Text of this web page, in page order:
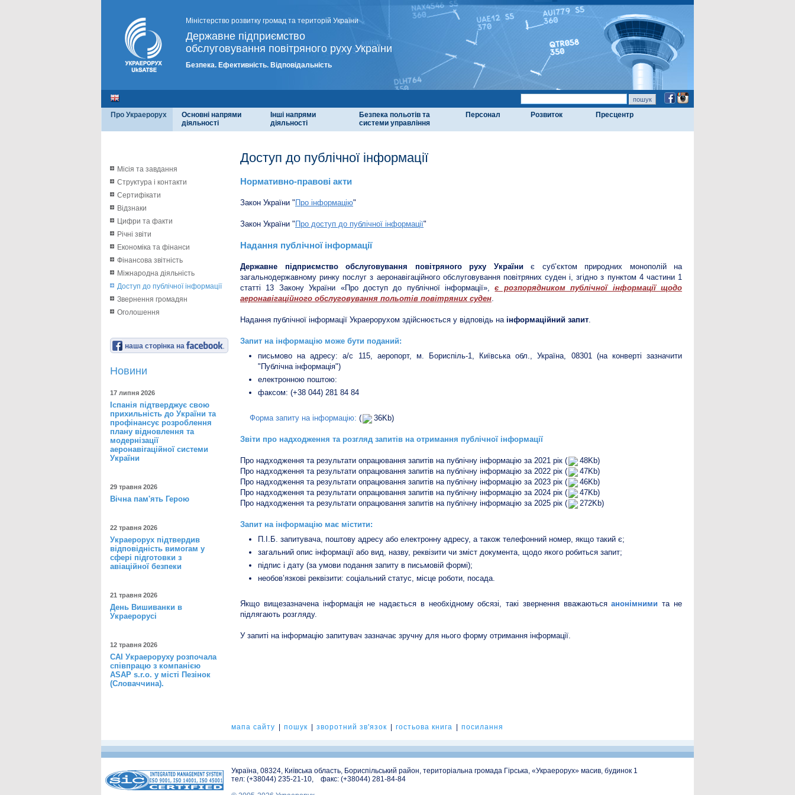
Міністерство розвитку громад та територій України
Державне підприємство
обслуговування повітряного руху України
Безпека. Ефективність. Відповідальність
Про Украерорух
Основні напрями
діяльності
Інші напрями
діяльності
Безпека польотів та
системи управління
Персонал Розвиток Пресцентр
Місія та завдання
Структура і контакти
Сертифікати
Відзнаки
Цифри та факти
Річні звіти
Економіка та фінанси
Фінансова звітність
Міжнародна діяльність
Доступ до публічної інформації
Звернення громадян
Оголошення
наша сторінка на
Новини
17 липня 2026
Іспанія підтверджує свою
прихильність до України та
профінансує розроблення
плану відновлення та
модернізації
аеронавігаційної системи
України
29 травня 2026
Вічна пам'ять Герою
22 травня 2026
Украерорух підтвердив
відповідність вимогам у
сфері підготовки з
авіаційної безпеки
21 травня 2026
День Вишиванки в
Украерорусі
12 травня 2026
САІ Украероруху розпочала
співпрацю з компанією
ASAP s.r.o. у місті Пезінок
(Словаччина).
Доступ до публічної інформації
Нормативно-правові акти
Закон України " Про інформацію"
Закон України " Про доступ до публічної інформації"
Надання публічної інформації
Державне підприємство обслуговування повітряного руху України є суб’єктом природних монополій на
загальнодержавному ринку послуг з аеронавігаційного обслуговування повітряних суден і, згідно з пунктом 4 частини 1
статті 13 Закону України «Про доступ до публічної інформації»,є розпорядником публічної інформації щодо
аеронавігаційного обслуговування польотів повітряних суден.
Надання публічної інформації Украерорухом здійснюється у відповідь на інформаційний запит.
Запит на інформацію може бути поданий:
письмово на адресу: а/с 115, аеропорт, м. Бориспіль-1, Київська обл., Україна, 08301 (на конверті зазначити
"Публічна інформація")
електронною поштою:
факсом: (+38 044) 281 84 84
Форма запиту на інформацію: ( 36Kb)
Звіти про надходження та розгляд запитів на отримання публічної інформації
Про надходження та результати опрацювання запитів на публічну інформацію за 2021 рік (
48Kb)
Про надходження та результати опрацювання запитів на публічну інформацію за 2022 рік (
47Kb)
Про надходження та результати опрацювання запитів на публічну інформацію за 2023 рік (
46Kb)
Про надходження та результати опрацювання запитів на публічну інформацію за 2024 рік (
47Kb)
Про надходження та результати опрацювання запитів на публічну інформацію за 2025 рік (
272Kb)
Запит на інформацію має містити:
П.І.Б. запитувача, поштову адресу або електронну адресу, а також телефонний номер, якщо такий є;
загальний опис інформації або вид, назву, реквізити чи зміст документа, щодо якого робиться запит;
підпис і дату (за умови подання запиту в письмовій формі);
необов’язкові реквізити: соціальний статус, місце роботи, посада.
Якщо вищезазначена інформація не надається в необхідному обсязі, такі звернення вважаютьсяанонімними та не
підлягають розгляду.
У запиті на інформацію запитувач зазначає зручну для нього форму отримання інформації.
мапа сайту пошук зворотний зв'язок гостьова книга посилання
Україна, 08324, Київська область, Бориспільський район, територіальна громада Гірська, «Украерорух» масив, будинок 1
тел: (+38044) 235-21-10, факс: (+38044) 281-84-84